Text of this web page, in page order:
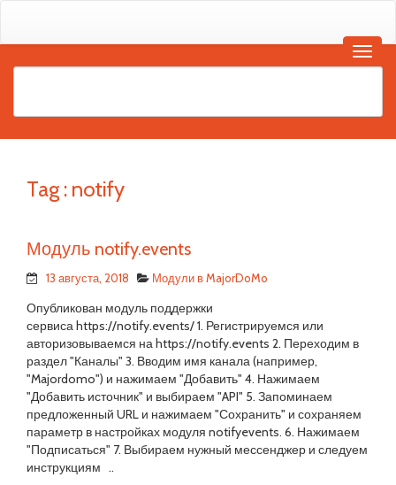
Tag : notify
Модуль notify.events
13 августа, 2018 Модули в MajorDoMo
Опубликован модуль поддержки
сервиса https://notify.events/ 1. Регистрируемся или
авторизовываемся на https://notify.events 2. Переходим в
раздел "Каналы" 3. Вводим имя канала (например,
"Majordomo") и нажимаем "Добавить" 4. Нажимаем
"Добавить источник" и выбираем "API" 5. Запоминаем
предложенный URL и нажимаем "Сохранить" и сохраняем
параметр в настройках модуля notifyevents. 6. Нажимаем
"Подписаться" 7. Выбираем нужный мессенджер и следуем
инструкциям ..